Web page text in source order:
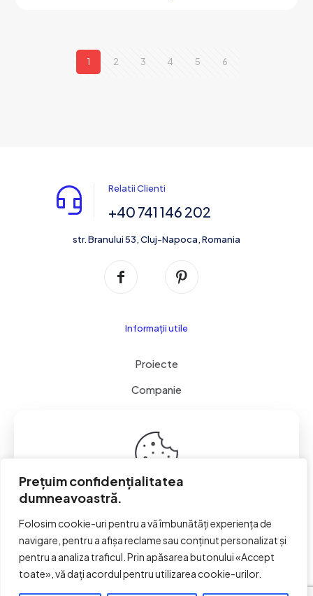
Prețuim confidențialitatea
dumneavoastră.
Folosim cookie-uri pentru a vă îmbunătăți experiența de
navigare, pentru a afișa reclame sau conținut personalizat și
pentru a analiza traficul. Prin apăsarea butonului «Accept
toate», vă dați acordul pentru utilizarea cookie-urilor.
1 2 3 4 5 6
Relatii Clienti
+40 741 146 202
str. Branului 53, Cluj-Napoca, Romania
Informații utile
Proiecte
Companie
Contact
© 2026 Ax Perpetuum Impex S.R.L. | Toate drepturile
rezervate | Powered byPERPETUUM
This website uses cookies to improve your experience.
Policy.